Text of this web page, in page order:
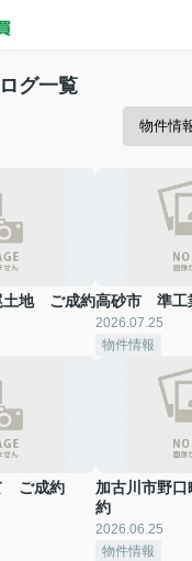
グ一覧
土地 ご成約高砂市 準工
2026.07.25
物件情報
ご成約
加古川市野
約
2026.06.25
物件情報